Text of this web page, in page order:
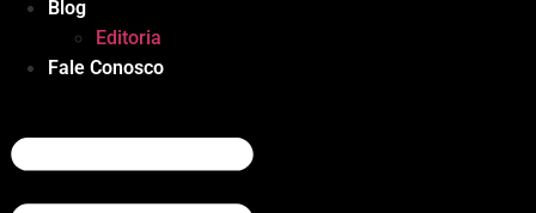
Blog
Editoria
Fale Conosco